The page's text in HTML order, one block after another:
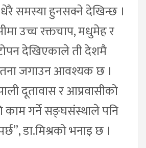
समस्या हुनसक्ने देखिन्छ ।
उच्च रक्तचाप, मधुमेह र
देखिएकाले ती देशमै
जगाउन आवश्यक छ ।
दूतावास र आप्रवासीको
काम गर्ने सङ्घसंस्थाले पनि
डा.मिश्रको भनाइ छ ।